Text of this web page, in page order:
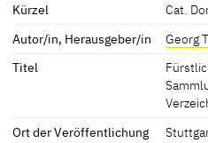
Kürzel
Cat.
Autor/in, Herausgeber/in
Georg
Titel
Ort der Veröffentlichung